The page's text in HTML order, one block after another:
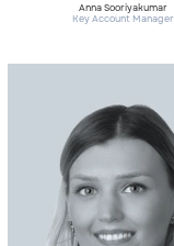
Anna Sooriyakumar
Key Account Manager